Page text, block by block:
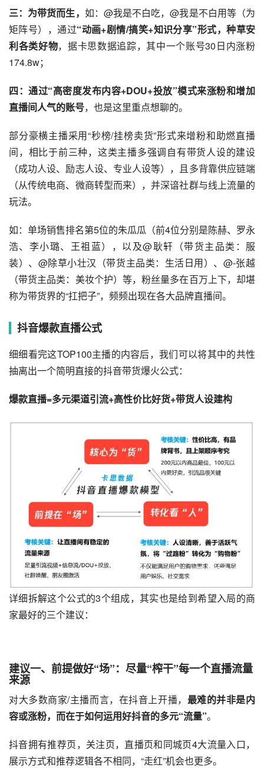
三：为带货而生， 如：@我是不白吃，@我是不白用等（为
矩阵号），通过“动画+剧情/搞笑+知识分享”形式，种草安
利各类好物，据卡思数据追踪，其中一个账号30日内涨粉
174.8w；
四：通过“高密度发布内容+DOU+投放”模式来涨粉和增加
直播间人气的账号，也是这里重点想聊的。
部分豪横主播采用“秒榜/挂榜卖货”形式来增粉和助燃直播
间，相比于前三种，这类主播多强调自有带货人设的建设
（成功人设、励志人设、专业人设等），且多背靠供应链端
（从传统电商、微商转型而来），并深谙社群与线上流量的
玩法。
如：单场销售排名第5位的朱瓜瓜（前4位分别是陈赫、罗永
浩、李小璐、王祖蓝），以及@耿轩（带货主品类：服
装）、@除草小壮汉（带货主品类：生活日用）、@-张越
（带货主品类：美妆个护）等，粉丝量多在百万上下，却堪
称为带货界的“扛把子”，频频出现在各大品牌直播间。
抖音爆款直播公式
细细看完这TOP100主播的内容后，我们可以将其中的共性
抽离出一个简明直接的抖音带货爆火公式：
爆款直播=多元渠道引流+高性价比好货+带货人设建构
详细拆解这个公式的3个组成，其实也是给到希望入局的商
家最好的三个建议：
建议一、前提做好“场”：尽量“榨干”每一个直播流量
来源
对大多数商家/主播而言，在抖音上开播， 最难的并非是内
容或涨粉，而在于如何运用好抖音的多元“流量”。
抖音拥有推荐页，关注页，直播页和同城页4大流量入口，
展示方式和推荐逻辑各不相同，“走红”机会也更多。